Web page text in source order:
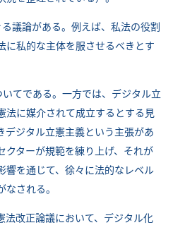
議論がある。例えば、私法の役割
に私的な主体を服させるべきとす
てである。一方では、デジタル立
法に媒介されて成立するとする見
デジタル立憲主義という主張があ
クターが規範を練り上げ、それが
響を通じて、徐々に法的なレベル
される。
改正論議において、デジタル化